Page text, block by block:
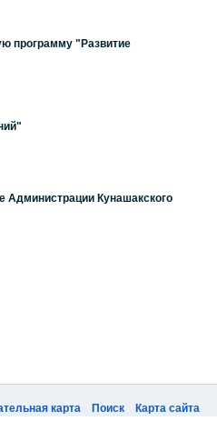
программу "Развитие
Администрации Кунашакского
карта Поиск Карта сайта